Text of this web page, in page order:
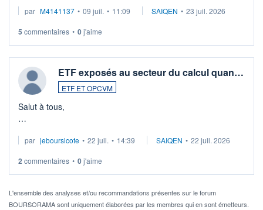
par M4141137 • 09 juil. • 11:09 SAIQEN • 23 juil. 2026
5 commentaires • 0j'aime
ETF exposés au secteur du calcul quan…
ETF ET OPCVM
Salut à tous,
via un ETF plutôt que des actions individuelles.
Idéalement, je voudrais qu'il soit éligible au PEA.
Pour l' ...
par jeboursicote • 22 juil. • 14:39 SAIQEN • 22 juil. 2026
2 commentaires • 0j'aime
L'ensemble des analyses et/ou recommandations présentes sur le forum
BOURSORAMA sont uniquement élaborées par les membres qui en sont émetteurs.